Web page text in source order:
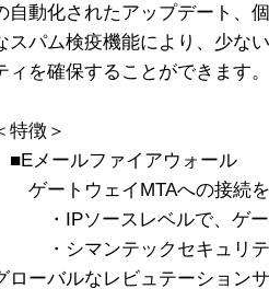
自動化されたアップデート、
スパム検疫機能により、少な
ィを確保することができます。
特徴＞
■Eメールファイアウォール
ゲートウェイMTAへの接続
・IPソースレベルで、ゲー
・シマンテックセキュリテ
ローバルなレビュテーション